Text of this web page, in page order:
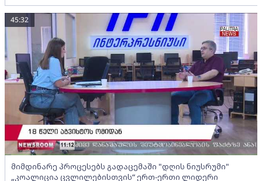
მიმდინარე პროცესებს გადაცემაში "დღის ნიუსრუმი"
„კოალიცია ცვლილებისთვის“ ერთ-ერთი ლიდერი
45:32